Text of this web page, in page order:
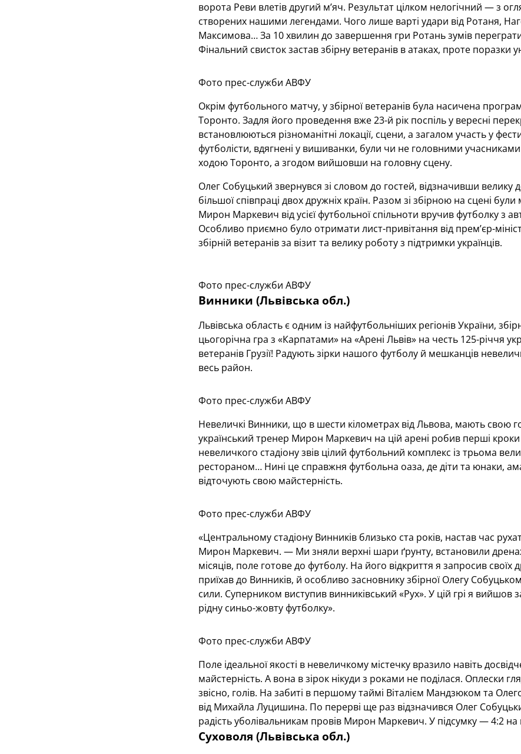
ворота Реви влетів другий м’яч. Результат цілком нелогічний — з
створених нашими легендами. Чого лише варті удари від Ротаня,
Максимова… За 10 хвилин до завершення гри Ротань зумів
Фінальний свисток застав збірну ветеранів в атаках, проте поразки
Фото прес-служби АВФУ
Окрім футбольного матчу, у збірної ветеранів була насичена
Торонто. Задля його проведення вже 23-й рік поспіль у вересні
встановлюються різноманітні локації, сцени, а загалом участь у
футболісти, вдягнені у вишиванки, були чи не головними
ходою Торонто, а згодом вийшовши на головну сцену.
Олег Собуцький звернувся зі словом до гостей, відзначивши велику
більшої співпраці двох дружніх країн. Разом зі збірною на сцені
Мирон Маркевич від усієї футбольної спільноти вручив футболку з
Особливо приємно було отримати лист-привітання від прем’єр-
збірній ветеранів за візит та велику роботу з підтримки українців.
Фото прес-служби АВФУ
Винники (Львівська обл.)
Львівська область є одним із найфутбольніших регіонів України,
цьогорічна гра з «Карпатами» на «Арені Львів» на честь 125-річчя
ветеранів Грузії! Радують зірки нашого футболу й мешканців
весь район.
Фото прес-служби АВФУ
Невеличкі Винники, що в шести кілометрах від Львова, мають свою
український тренер Мирон Маркевич на цій арені робив перші
невеличкого стадіону звів цілий футбольний комплекс із трьома
рестораном… Нині це справжня футбольна оаза, де діти та юнаки,
відточують свою майстерність.
Фото прес-служби АВФУ
«Центральному стадіону Винників близько ста років, настав час
Мирон Маркевич. — Ми зняли верхні шари ґрунту, встановили
місяців, поле готове до футболу. На його відкриття я запросив своїх
приїхав до Винників, й особливо засновнику збірної Олегу
сили. Суперником виступив винниківський «Рух». У цій грі я вийшов
рідну синьо-жовту футболку».
Фото прес-служби АВФУ
Поле ідеальної якості в невеличкому містечку вразило навіть
майстерність. А вона в зірок нікуди з роками не поділася. Оплески
звісно, голів. На забиті в першому таймі Віталієм Мандзюком та
від Михайла Луцишина. По перерві ще раз відзначився Олег
радість уболівальникам провів Мирон Маркевич. У підсумку — 4:2 на
Суховоля (Львівська обл.)